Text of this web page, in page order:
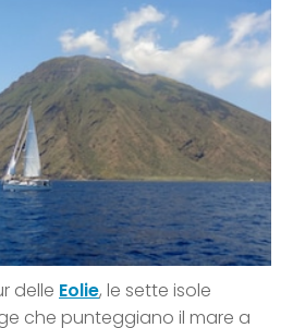
delle Eolie, le sette isole
che punteggiano il mare a